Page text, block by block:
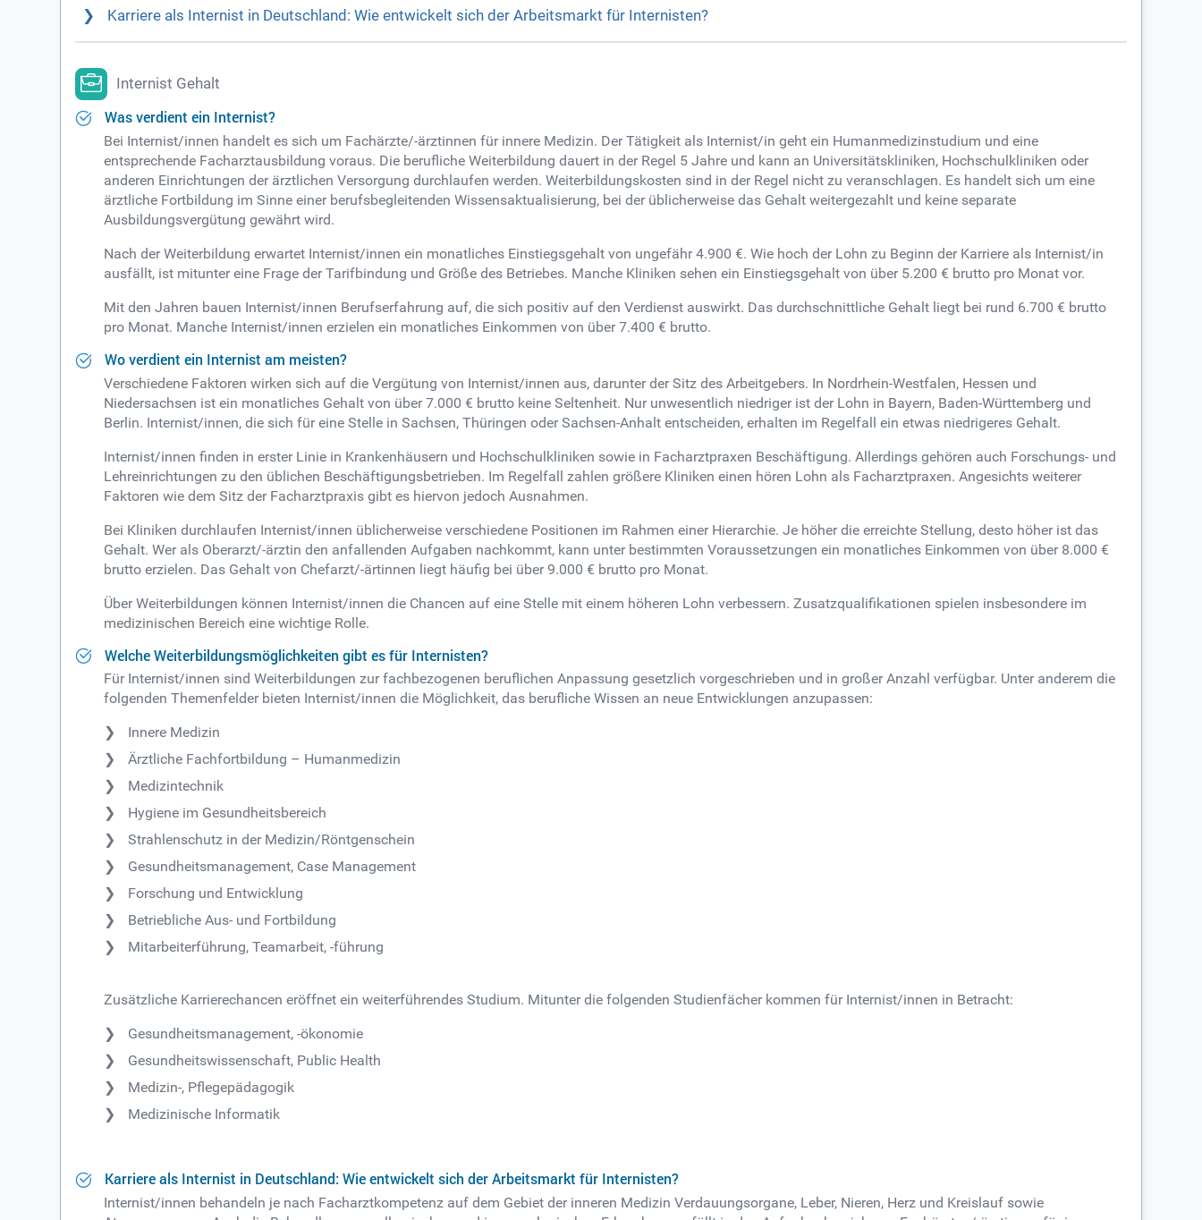
Karriere als Internist in Deutschland: Wie entwickelt sich der Arbeitsmarkt für Internisten?
Internist Gehalt
Was verdient ein Internist?
Bei Internist/innen handelt es sich um Fachärzte/-ärztinnen für innere Medizin. Der Tätigkeit als Internist/in geht ein Humanmedizinstudium und eine
entsprechende Facharztausbildung voraus. Die berufliche Weiterbildung dauert in der Regel 5 Jahre und kann an Universitätskliniken, Hochschulkliniken oder
anderen Einrichtungen der ärztlichen Versorgung durchlaufen werden. Weiterbildungskosten sind in der Regel nicht zu veranschlagen. Es handelt sich um eine
ärztliche Fortbildung im Sinne einer berufsbegleitenden Wissensaktualisierung, bei der üblicherweise das Gehalt weitergezahlt und keine separate
Ausbildungsvergütung gewährt wird.
Nach der Weiterbildung erwartet Internist/innen ein monatliches Einstiegsgehalt von ungefähr 4.900 €. Wie hoch der Lohn zu Beginn der Karriere als Internist/in
ausfällt, ist mitunter eine Frage der Tarifbindung und Größe des Betriebes. Manche Kliniken sehen ein Einstiegsgehalt von über 5.200 € brutto pro Monat vor.
Mit den Jahren bauen Internist/innen Berufserfahrung auf, die sich positiv auf den Verdienst auswirkt. Das durchschnittliche Gehalt liegt bei rund 6.700 € brutto
pro Monat. Manche Internist/innen erzielen ein monatliches Einkommen von über 7.400 € brutto.
Wo verdient ein Internist am meisten?
Verschiedene Faktoren wirken sich auf die Vergütung von Internist/innen aus, darunter der Sitz des Arbeitgebers. In Nordrhein-Westfalen, Hessen und
Niedersachsen ist ein monatliches Gehalt von über 7.000 € brutto keine Seltenheit. Nur unwesentlich niedriger ist der Lohn in Bayern, Baden-Württemberg und
Berlin. Internist/innen, die sich für eine Stelle in Sachsen, Thüringen oder Sachsen-Anhalt entscheiden, erhalten im Regelfall ein etwas niedrigeres Gehalt.
Internist/innen finden in erster Linie in Krankenhäusern und Hochschulkliniken sowie in Facharztpraxen Beschäftigung. Allerdings gehören auch Forschungs- und
Lehreinrichtungen zu den üblichen Beschäftigungsbetrieben. Im Regelfall zahlen größere Kliniken einen hören Lohn als Facharztpraxen. Angesichts weiterer
Faktoren wie dem Sitz der Facharztpraxis gibt es hiervon jedoch Ausnahmen.
Bei Kliniken durchlaufen Internist/innen üblicherweise verschiedene Positionen im Rahmen einer Hierarchie. Je höher die erreichte Stellung, desto höher ist das
Gehalt. Wer als Oberarzt/-ärztin den anfallenden Aufgaben nachkommt, kann unter bestimmten Voraussetzungen ein monatliches Einkommen von über 8.000 €
brutto erzielen. Das Gehalt von Chefarzt/-ärtinnen liegt häufig bei über 9.000 € brutto pro Monat.
Über Weiterbildungen können Internist/innen die Chancen auf eine Stelle mit einem höheren Lohn verbessern. Zusatzqualifikationen spielen insbesondere im
medizinischen Bereich eine wichtige Rolle.
Welche Weiterbildungsmöglichkeiten gibt es für Internisten?
Für Internist/innen sind Weiterbildungen zur fachbezogenen beruflichen Anpassung gesetzlich vorgeschrieben und in großer Anzahl verfügbar. Unter anderem die
folgenden Themenfelder bieten Internist/innen die Möglichkeit, das berufliche Wissen an neue Entwicklungen anzupassen:
Innere Medizin
Ärztliche Fachfortbildung – Humanmedizin
Medizintechnik
Hygiene im Gesundheitsbereich
Strahlenschutz in der Medizin/Röntgenschein
Gesundheitsmanagement, Case Management
Forschung und Entwicklung
Betriebliche Aus- und Fortbildung
Mitarbeiterführung, Teamarbeit, -führung
Zusätzliche Karrierechancen eröffnet ein weiterführendes Studium. Mitunter die folgenden Studienfächer kommen für Internist/innen in Betracht:
Gesundheitsmanagement, -ökonomie
Gesundheitswissenschaft, Public Health
Medizin-, Pflegepädagogik
Medizinische Informatik
Karriere als Internist in Deutschland: Wie entwickelt sich der Arbeitsmarkt für Internisten?
Internist/innen behandeln je nach Facharztkompetenz auf dem Gebiet der inneren Medizin Verdauungsorgane, Leber, Nieren, Herz und Kreislauf sowie